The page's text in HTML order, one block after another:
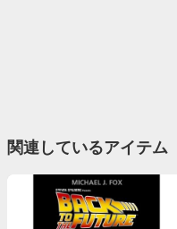
関連しているアイテム